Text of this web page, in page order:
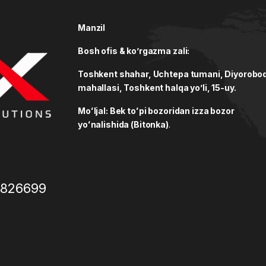
Manzil
Bosh ofis & ko’rgazma zali:
Toshkent shahar, Uchtepa tumani,
mahallasi, Toshkent halqa yo’li, 15-uy.
Moʻljal: Bek toʻpi bozoridan izza bozor
yoʻnalishida (Bitonka).